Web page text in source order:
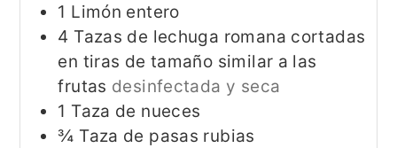
1 Limón entero
4 Tazas de lechuga romana cortadas
en tiras de tamaño similar a las
frutas desinfectada y seca
1 Taza de nueces
¾ Taza de pasas rubias